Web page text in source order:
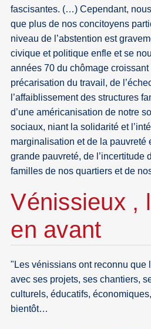
fascisantes. (…) Cependant,
que plus de nos concitoyens
niveau de l’abstention est
civique et politique enfle et se
années 70 du chômage
précarisation du travail, de
l’affaiblissement des structures
d’une américanisation de notre
sociaux, niant la solidarité et
marginalisation et de la pauvreté
grande pauvreté, de l’incertitude
familles de nos quartiers et de
Vénissieux ,
en avant
"Les vénissians ont reconnu que
avec ses projets, ses chantiers,
culturels, éducatifs,
bientôt…